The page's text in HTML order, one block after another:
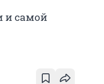
и самой